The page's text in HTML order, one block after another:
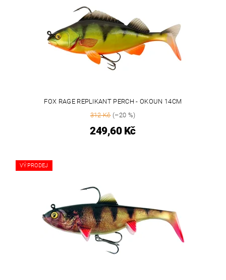
FOX RAGE REPLIKANT PERCH - OKOUN 14CM
312 Kč(–20 %)
249,60 Kč
VÝPRODEJ